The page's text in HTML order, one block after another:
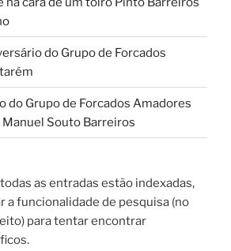
do Grupo de Forcados
do Grupo de Forcados Amadores
Souto Barreiros
as entradas estão indexadas,
a funcionalidade de pesquisa (no
para tentar encontrar